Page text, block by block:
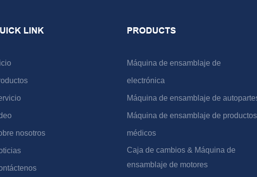
LINK
nosotros
PRODUCTS
Máquina de ensamblaje de
electrónica
Máquina de ensamblaje de
Máquina de ensamblaje de productos
médicos
Caja de cambios & Máquina de
ensamblaje de motores